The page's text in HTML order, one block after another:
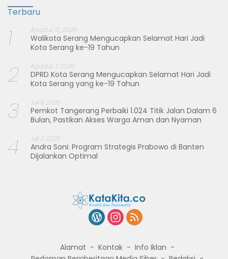
Terbaru
1 Agustus 10, 2026
Walikota Serang Mengucapkan Selamat Hari Jadi
Kota Serang ke-19 Tahun
2 Agustus 7, 2026
DPRD Kota Serang Mengucapkan Selamat Hari Jadi
Kota Serang yang ke-19 Tahun
3 Juli 8, 2026
Pemkot Tangerang Perbaiki 1.024 Titik Jalan Dalam 6
Bulan, Pastikan Akses Warga Aman dan Nyaman
4 Juli 3, 2026
Andra Soni: Program Strategis Prabowo di Banten
Dijalankan Optimal
Alamat Kontak
Info Iklan